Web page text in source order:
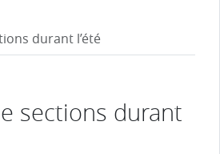
durant l’été
sections durant